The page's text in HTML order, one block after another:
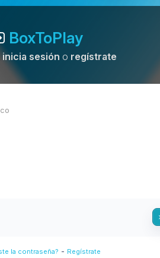
BoxToPlay
inicia sesión o regístrate
la contraseña? - Regístrate